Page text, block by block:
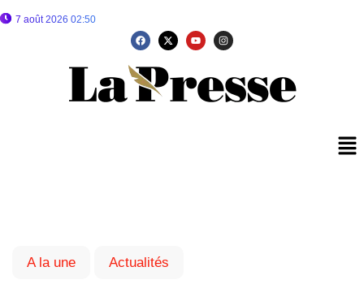
7 août 2026 02:50
A la une Actualités